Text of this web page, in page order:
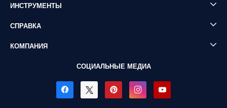
ИНСТРУМЕНТЫ
СПРАВКА
КОМПАНИЯ
СОЦИАЛЬНЫЕ МЕДИА